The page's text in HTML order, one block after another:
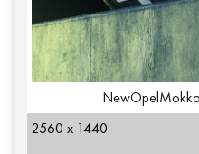
2560 x 1440